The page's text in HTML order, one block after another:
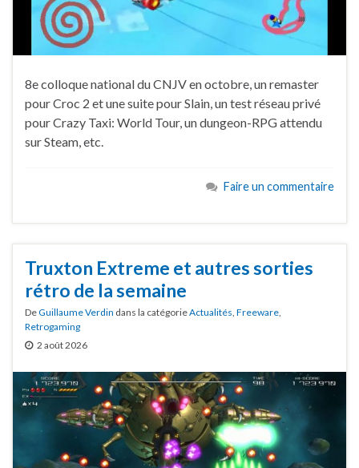
8e colloque national du CNJV en octobre, un remaster
pour Croc 2 et une suite pour Slain, un test réseau privé
pour Crazy Taxi: World Tour, un dungeon-RPG attendu
sur Steam, etc.
Faire un commentaire
Truxton Extreme et autres sorties
rétro de la semaine
DeGuillaume Verdin dans la catégorieActualités Freeware
Retrogaming
2 août 2026